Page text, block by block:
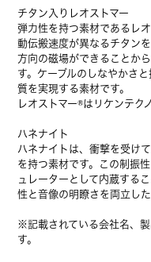
チタン入りレオストマー
弾力性を持つ素材であるレ
動伝搬速度が異なるチタン
方向の磁場ができることか
す。ケーブルのしなやかさ
質を実現する素材です。
レオストマー®はリケンテク
ハネナイト
ハネナイトは、衝撃を受け
を持つ素材です。この制振
ュレーターとして内蔵する
性と音像の明瞭さを両立し
※記載されている会社名、
す。